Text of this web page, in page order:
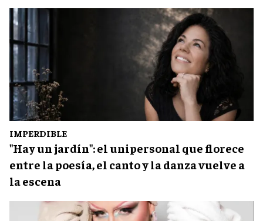
IMPERDIBLE
"Hay un jardín": el unipersonal que florece
entre la poesía, el canto y la danza vuelve a
la escena